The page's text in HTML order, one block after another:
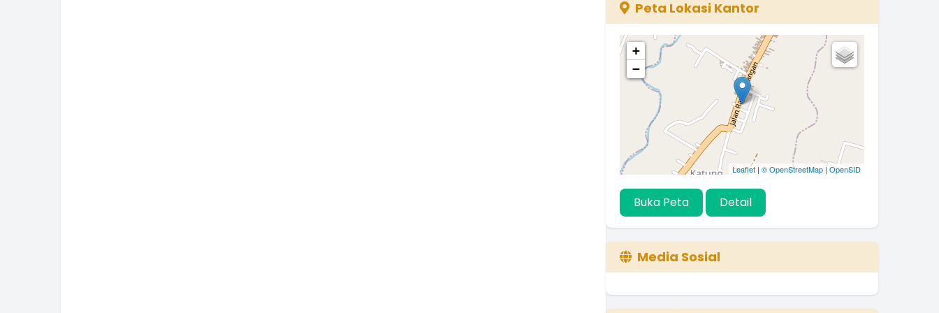
Peta Lokasi Kantor
+
−
Leaflet | © OpenStreetMap | OpenSID
Buka Peta Detail
Media Sosial